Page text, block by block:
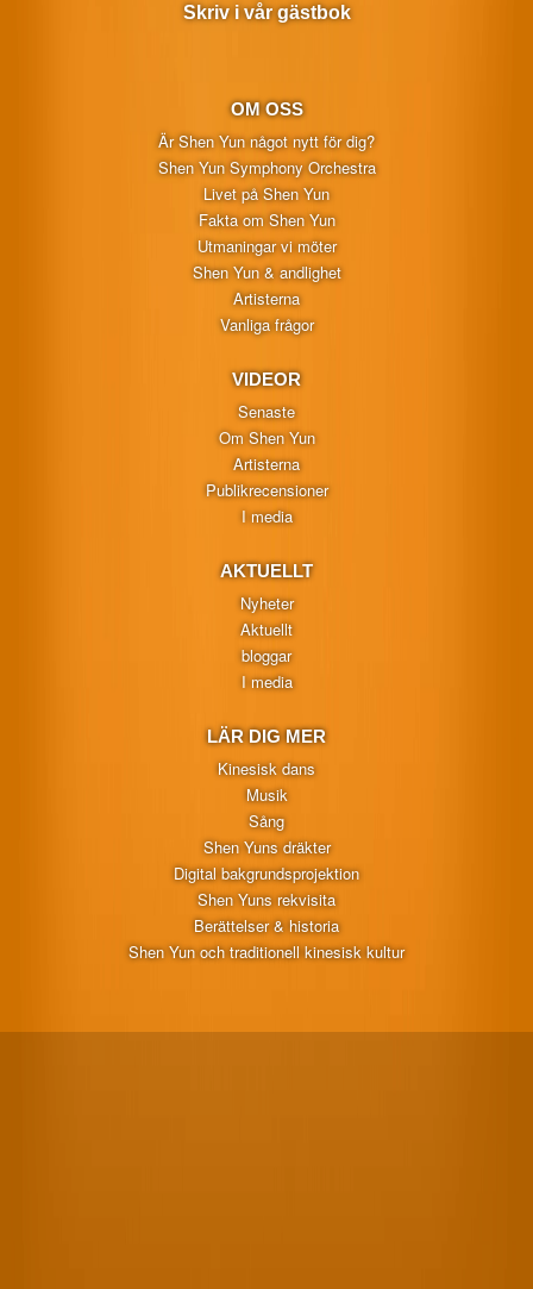
OM OSS
Är Shen Yun något nytt för dig?
Shen Yun Symphony Orchestra
Livet på Shen Yun
Fakta om Shen Yun
Utmaningar vi möter
Shen Yun & andlighet
Artisterna
Vanliga frågor
VIDEOR
Senaste
Om Shen Yun
Artisterna
Publikrecensioner
I media
AKTUELLT
Nyheter
Aktuellt
bloggar
I media
LÄR DIG MER
Kinesisk dans
Musik
Sång
Shen Yuns dräkter
Digital bakgrundsprojektion
Shen Yuns rekvisita
Berättelser & historia
Shen Yun och traditionell kinesisk kultur
Skriv i vår gästbok